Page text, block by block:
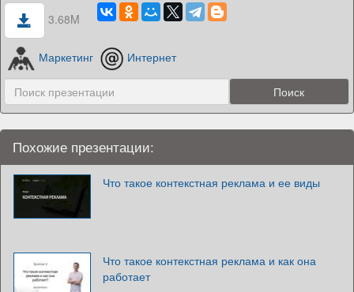
3.68M
Маркетинг Интернет
Похожие презентации:
Что такое контекстная реклама и ее виды
Что такое контекстная реклама и как она
работает